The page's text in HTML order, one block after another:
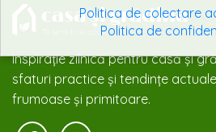
Inspirație zilnică pentru casă și
sfaturi practice și tendințe
frumoase și primitoare.
Politica de colectare
Politica de